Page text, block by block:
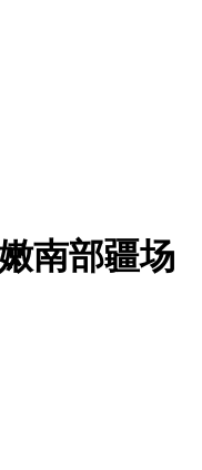
南部疆场